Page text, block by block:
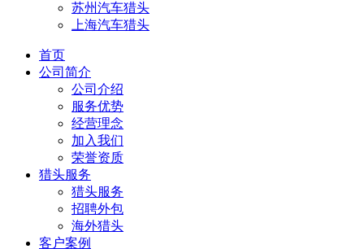
苏州汽车猎头
上海汽车猎头
首页
公司简介
公司介绍
服务优势
经营理念
加入我们
荣誉资质
猎头服务
猎头服务
招聘外包
海外猎头
客户案例